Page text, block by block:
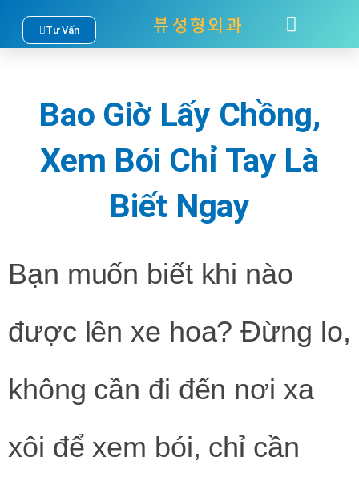
Nhảy
tới
Tư Vấn
Bao Giờ Lấy Chồng,
Xem Bói Chỉ Tay Là
Biết Ngay
Bạn muốn biết khi nào
được lên xe hoa? Đừng lo,
không cần đi đến nơi xa
xôi để xem bói, chỉ cần